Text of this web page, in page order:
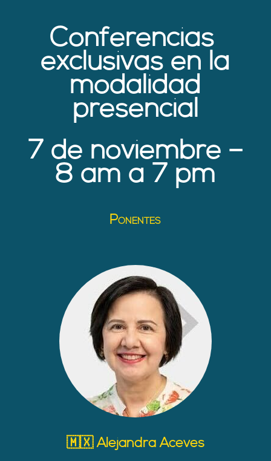
Conferencias
exclusivas en la
modalidad
presencial
7 de noviembre –
8 am a 7 pm
Ponentes
🇲🇽 Alejandra Aceves